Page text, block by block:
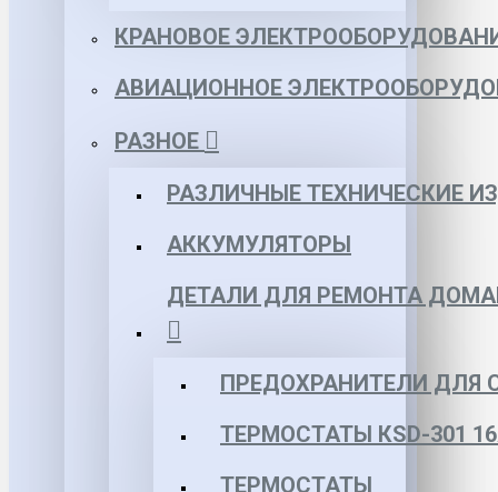
КРАНОВОЕ
АВИАЦИОННОЕ
РАЗНОЕ
РАЗЛИЧНЫЕ ТЕХНИЧЕСКИЕ
АККУМУЛЯТОРЫ
ДЕТАЛИ ДЛЯ РЕМОНТА
ПРЕДОХРАНИТЕЛИ ДЛЯ
ТЕРМОСТАТЫ КSD-301
ТЕРМОСТАТЫ